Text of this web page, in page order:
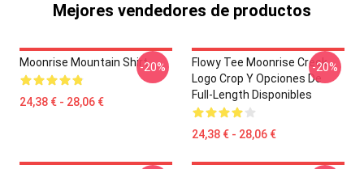
Mejores vendedores de productos
Moonrise Mountain Shirt
24,38 € - 28,06 €
-20%
Flowy Tee Moonrise Creek
Logo Crop Y Opciones De
Full-Length Disponibles
24,38 € - 28,06 €
-20%